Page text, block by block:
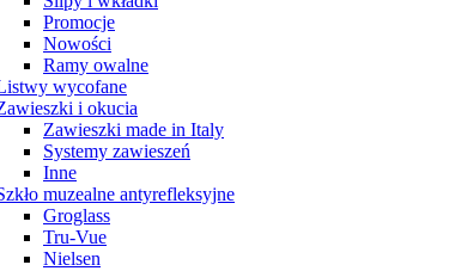
Promocje
Nowości
Ramy owalne
wycofane
i okucia
Zawieszki made in Italy
Systemy zawieszeń
Inne
muzealne antyrefleksyjne
Groglass
Tru-Vue
Nielsen